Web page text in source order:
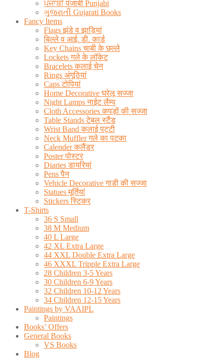
ਪੰਜਾਬੀ पंजाबी Punjabi
ગુજરાતી Gujarati Books
Fancy Items
Flags झंडे व झाड़ियां
बिल्ले व आई. डी. कार्ड
Key Chains चाबी के छल्ले
Lockets गले के लॉकेट
Bracelets कलाई चेन
Rings अंगूठियां
Caps टोपियां
Home Decorative घरेलू सज्जा
Night Lamps नाईट लैम्प
Cloth Accessories कपड़ों की सज्जा
Table Stands टेबल स्टैंड
Wrist Band कलाई पट्टी
Neck Muffler गले का पटका
Calender कलैंडर
Poster पोस्टर
Diaries डायरियां
Pens पैन
Vehicle Decorative गाडी की सज्जा
Statues मूर्तियां
Stickers स्टिकर
T-Shirts
36 S Small
38 M Medium
40 L Large
42 XL Extra Large
44 XXL Double Extra Large
46 XXXL Tripple Extra Large
28 Children 3-5 Years
30 Children 6-9 Years
32 Children 10-12 Years
34 Children 12-15 Years
Paintings by VAAIPL
Paintings
Books’ Offers
General Books
VS Books
Blog